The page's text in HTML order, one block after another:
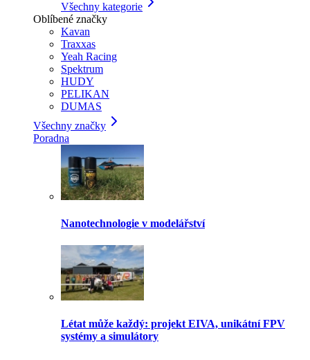
Všechny kategorie
Oblíbené značky
Kavan
Traxxas
Yeah Racing
Spektrum
HUDY
PELIKAN
DUMAS
Všechny značky
Poradna
Nanotechnologie v modelářství
Létat může každý: projekt EIVA, unikátní FPV
systémy a simulátory